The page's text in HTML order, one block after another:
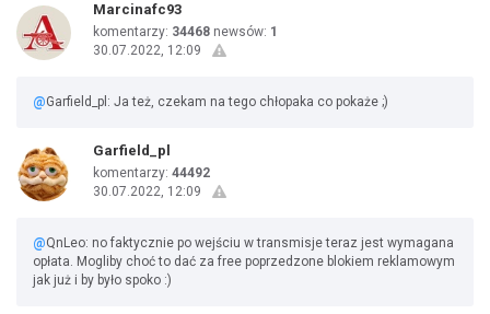
Marcinafc93
komentarzy: 34468 newsów: 1
30.07.2022, 12:09
@Garfield_pl: Ja też, czekam na tego chłopaka co pokaże ;)
Garfield_pl
komentarzy: 44492
30.07.2022, 12:09
@QnLeo: no faktycznie po wejściu w transmisje teraz jest wymagana
opłata. Mogliby choć to dać za free poprzedzone blokiem reklamowym
jak już i by było spoko :)